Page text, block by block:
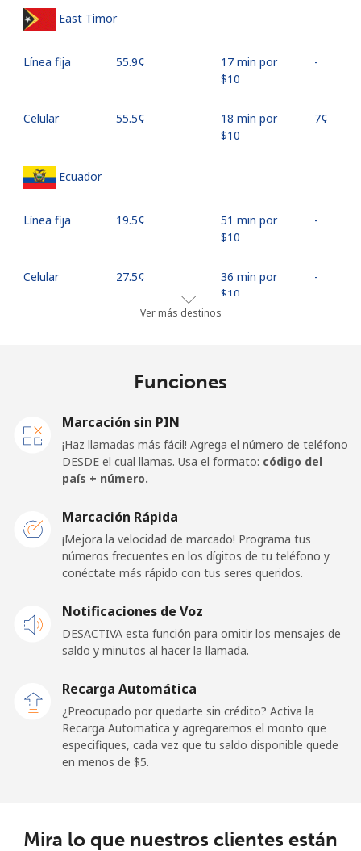
East Timor
Línea fija ⁦55.9¢⁩
17 min por
⁦$10⁩
-
Celular ⁦55.5¢⁩
18 min por
⁦$10⁩
⁦7¢⁩
Ecuador
Línea fija ⁦19.5¢⁩
51 min por
⁦$10⁩
-
Celular ⁦27.5¢⁩
36 min por
⁦$10⁩
-
⁦13.9¢⁩
71 min por
Celular
⁦$10⁩
El Salvador
⁦9.9¢⁩
101 min por
Celular ⁦12.9¢⁩
77 min por
⁦$10⁩
Equatorial Guinea
Ver más destinos
Funciones
Marcación sin PIN
¡Haz llamadas más fácil! Agrega el número de teléfono
DESDE el cual llamas. Usa el formato: código del
país + número.
Marcación Rápida
¡Mejora la velocidad de marcado! Programa tus
números frecuentes en los dígitos de tu teléfono y
conéctate más rápido con tus seres queridos.
Notificaciones de Voz
DESACTIVA esta función para omitir los mensajes de
saldo y minutos al hacer la llamada.
Recarga Automática
¿Preocupado por quedarte sin crédito? Activa la
Recarga Automatica y agregaremos el monto que
especifiques, cada vez que tu saldo disponible quede
en menos de ⁦$5⁩.
Mira lo que nuestros clientes están